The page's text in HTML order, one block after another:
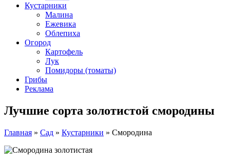
Кустарники
Малина
Ежевика
Облепиха
Огород
Картофель
Лук
Помидоры (томаты)
Грибы
Реклама
Лучшие сорта золотистой смородины
Главная » Сад » Кустарники » Смородина